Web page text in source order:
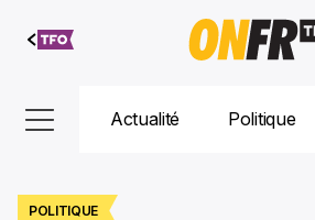
Aller au
contenu
Actualité Politique
POLITIQUE